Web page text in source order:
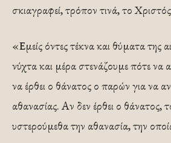
σκιαγραφεί, τρόπον τινά, το
«Εμείς όντες τέκνα και θύματα της
νύχτα και μέρα στενάζουμε πότε να
να έρθει ο θάνατος ο παρών για να
αθανασίας. Αν δεν έρθει ο θάνατος,
υστερούμεθα την αθανασία, την